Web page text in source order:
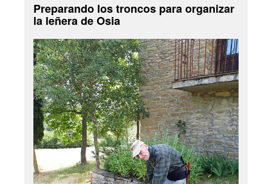
Preparando los troncos para organizar
la leñera de Osia